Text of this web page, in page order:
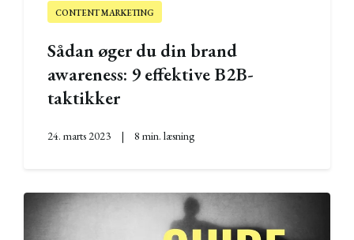
CONTENT MARKETING
Sådan øger du din brand
awareness: 9 effektive B2B-
taktikker
24. marts 2023 | 8 min. læsning